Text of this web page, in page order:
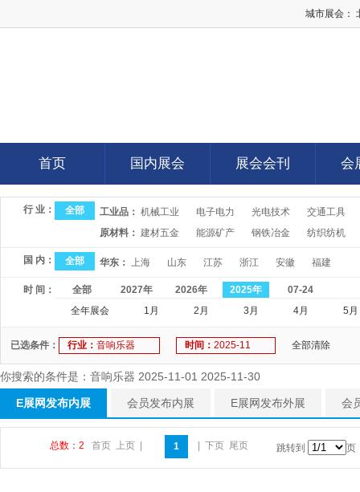
城市展会：
首页
首页
国内展会
国内展会
展会会刊
展会会刊
会
会
行 业： 全部 工业品： 机械工业 电子电力 光电技术
交通工具
原材料： 建材五金 能源矿产 钢铁冶金 纺织纺机
国 内： 全部 华东： 上海 山东 江苏 浙江 安徽 福建
时 间： 全部 2027年 2026年 2025年
07-24
全年展会
1月 2月 3月 4月 5月
已选条件： 行业： 音响乐器 时间： 2025-11 全部清除
你搜索的条件是：音响乐器 2025-11-01 2025-11-30
E展网发布内展 会员发布内展 E展网发布外展 会
总数：2 首页 上页 1 下页 尾页 跳转到 页